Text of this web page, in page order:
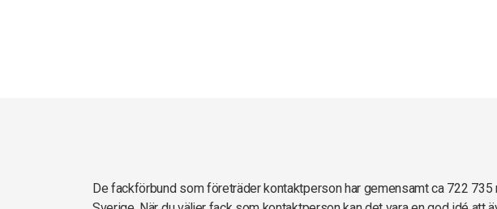
De fackförbund som företräder kontaktperson har gemensamt ca 722 735